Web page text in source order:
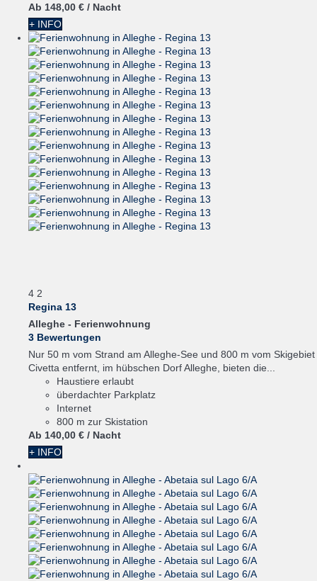
Ab 148,00 € / Nacht
+ INFO
4 2
Regina 13
Alleghe - Ferienwohnung
3 Bewertungen
Nur 50 m vom Strand am Alleghe-See und 800 m vom Skigebiet
Civetta entfernt, im hübschen Dorf Alleghe, bieten die...
Haustiere erlaubt
überdachter Parkplatz
Internet
800 m zur Skistation
Ab 140,00 € / Nacht
+ INFO